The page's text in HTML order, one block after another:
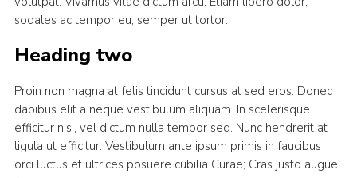
sodales ac tempor eu, semper ut tortor.
Heading two
Proin non magna at felis tincidunt cursus at sed eros. Donec
dapibus elit a neque vestibulum aliquam. In scelerisque
efficitur nisi, vel dictum nulla tempor sed. Nunc hendrerit at
ligula ut efficitur. Vestibulum ante ipsum primis in faucibus
orci luctus et ultrices posuere cubilia Curae; Cras justo augue,